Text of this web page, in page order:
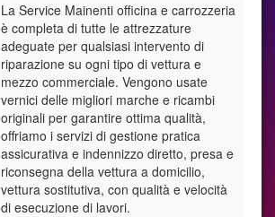
La Service Mainenti officina e carrozzeria
è completa di tutte le attrezzature
adeguate per qualsiasi intervento di
riparazione su ogni tipo di vettura e
mezzo commerciale. Vengono usate
vernici delle migliori marche e ricambi
originali per garantire ottima qualità,
offriamo i servizi di gestione pratica
assicurativa e indennizzo diretto, presa e
riconsegna della vettura a domicilio,
vettura sostitutiva, con qualità e velocità
di esecuzione di lavori.